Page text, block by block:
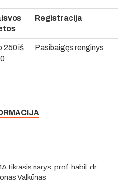
Registracija
250 iš
Pasibaigęs renginys
tikrasis narys, prof. habil. dr.
Valkūnas